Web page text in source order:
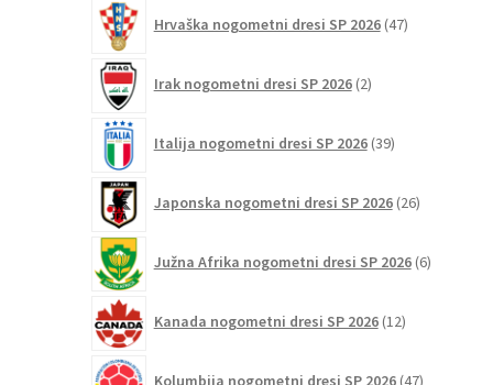
Hrvaška nogometni dresi SP 2026 47izdelkov
Irak nogometni dresi SP 2026 2izdelka
Italija nogometni dresi SP 2026 39izdelkov
Japonska nogometni dresi SP 2026 26izdelkov
Južna Afrika nogometni dresi SP 2026 6izdelkov
Kanada nogometni dresi SP 2026 12izdelkov